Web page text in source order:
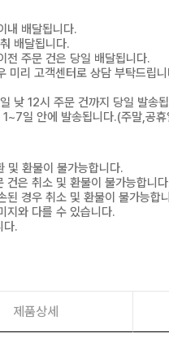
내 배달됩니다.
배달됩니다.
주문 건은 당일 배달됩니다.
미리 고객센터로 상담 부탁드립
낮 12시 주문 건까지 당일 발송
일 안에 발송됩니다.(주말,공휴
및 환불이 불가능합니다.
건은 취소 및 환불이 불가능합니
경우 취소 및 환불이 불가능합
지와 다를 수 있습니다.
다.
제품상세